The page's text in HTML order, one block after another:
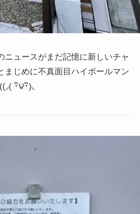
ニュースがまだ記憶に新しいチャ
まじめに不真面目ハイボールマン
･ิ౪･ิ)◟